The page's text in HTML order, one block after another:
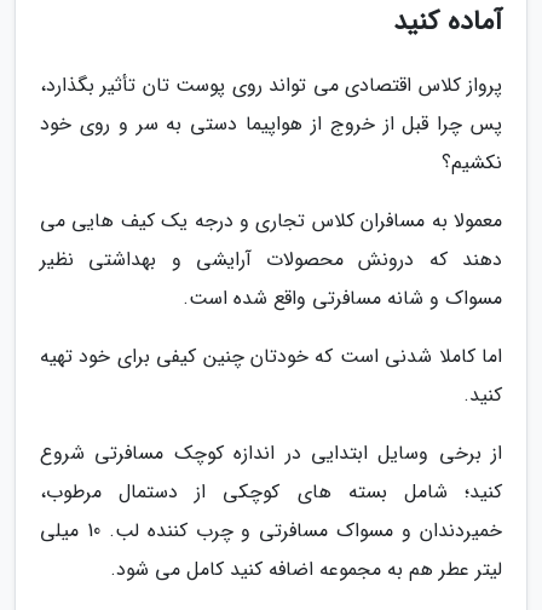
آماده کنید
پرواز کلاس اقتصادی می تواند روی پوست تان تأثیر بگذارد،
پس چرا قبل از خروج از هواپیما دستی به سر و روی خود
نکشیم؟
معمولا به مسافران کلاس تجاری و درجه یک کیف هایی می
دهند که درونش محصولات آرایشی و بهداشتی نظیر
مسواک و شانه مسافرتی واقع شده است.
اما کاملا شدنی است که خودتان چنین کیفی برای خود تهیه
کنید.
از برخی وسایل ابتدایی در اندازه کوچک مسافرتی شروع
کنید؛ شامل بسته های کوچکی از دستمال مرطوب،
خمیردندان و مسواک مسافرتی و چرب کننده لب. 10 میلی
لیتر عطر هم به مجموعه اضافه کنید کامل می شود.